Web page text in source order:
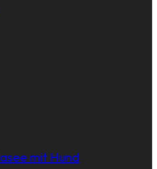
mit Hund